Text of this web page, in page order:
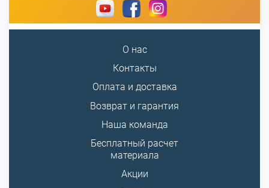
О нас
Контакты
Оплата и доставка
Возврат и гарантия
Наша команда
Бесплатный расчет
материала
Акции